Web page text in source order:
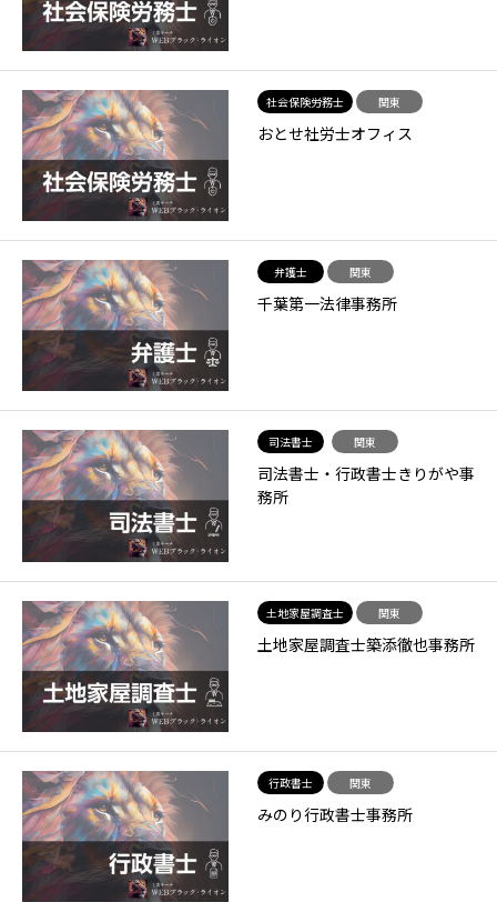
社会保険労務士 関東
おとせ社労士オフィス
弁護士 関東
千葉第一法律事務所
司法書士 関東
司法書士・行政書士きりがや事
務所
土地家屋調査士 関東
土地家屋調査士築添徹也事務所
行政書士 関東
みのり行政書士事務所